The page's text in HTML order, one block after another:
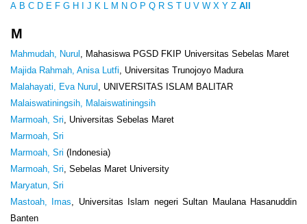
A B C D E F G H J K L M N O P Q R S T U V W X Y Z All
M
Mahmudah, Nurul
, Mahasiswa PGSD FKIP Universitas Sebelas Maret
Majida Rahmah, Anisa Lutfi , Universitas Trunojoyo Madura
Malahayati, Eva Nurul
, UNIVERSITAS ISLAM BALITAR
Malaiswatiningsih, Malaiswatiningsih
Marmoah, Sri , Universitas Sebelas Maret
Marmoah, Sri
Marmoah, Sri (Indonesia)
Marmoah, Sri , Sebelas Maret University
Maryatun, Sri
Mastoah, Imas , Universitas Islam negeri Sultan Maulana Hasanuddin
Banten